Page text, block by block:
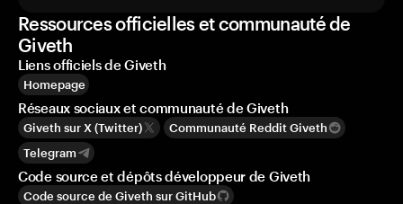
Ressources officielles et communauté de
Giveth
Liens officiels de Giveth
Homepage
Réseaux sociaux et communauté de Giveth
Giveth sur X (Twitter)
Communauté Reddit Giveth
Telegram
Code source et dépôts développeur de Giveth
Code source de Giveth sur GitHub